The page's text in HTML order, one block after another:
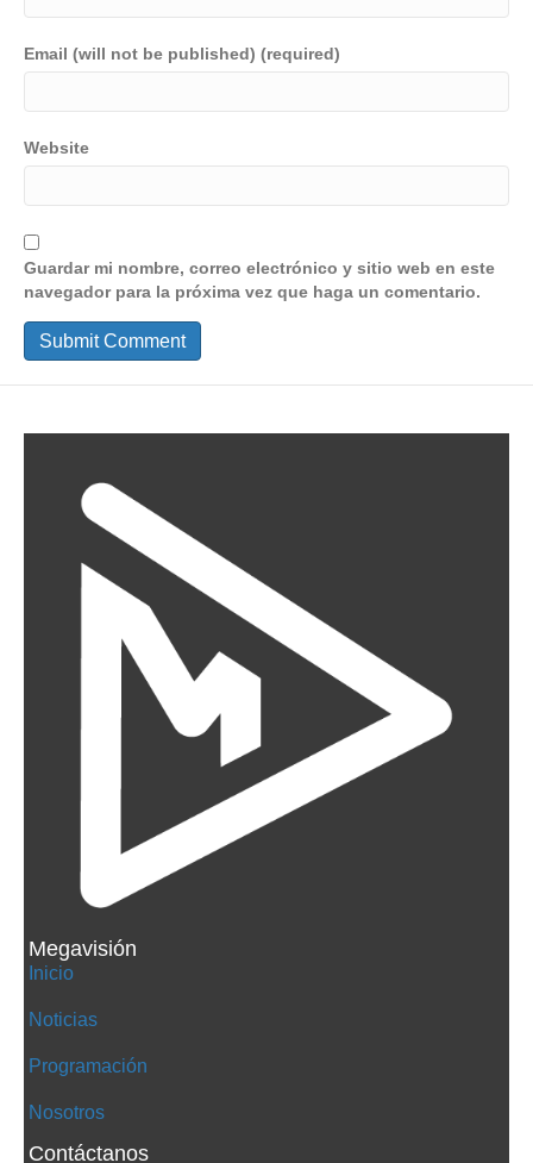
Email (will not be published) (required)
Website
Guardar mi nombre, correo electrónico y sitio web en este
navegador para la próxima vez que haga un comentario.
Megavisión
Inicio
Noticias
Programación
Nosotros
Contáctanos